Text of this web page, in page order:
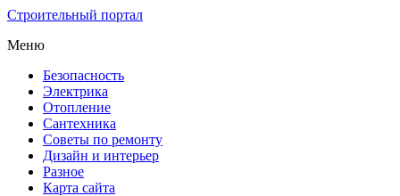
Строительный портал
Меню
Безопасность
Электрика
Отопление
Сантехника
Советы по ремонту
Дизайн и интерьер
Разное
Карта сайта